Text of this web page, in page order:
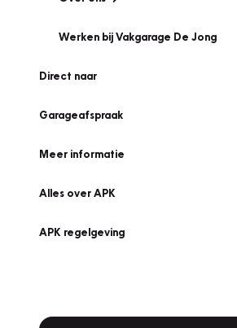
Werken bij Vakgarage De Jong
Direct naar
Garageafspraak
Meer informatie
Alles over APK
APK regelgeving